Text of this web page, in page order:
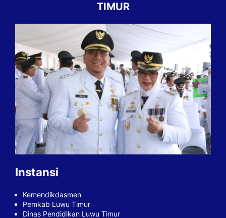
TIMUR
Instansi
Kemendikdasmen
Pemkab Luwu Timur
Dinas Pendidikan Luwu Timur